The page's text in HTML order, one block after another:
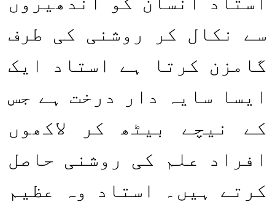
سے نکال کر روشنی کی طرف
گامزن کرتا ہے استاد ایک
ایسا سایہ دار درخت ہے جس
کے نیچے بیٹھ کر لاکھوں
افراد علم کی روشنی حاصل
کرتے ہیں۔ استاد وہ عظیم